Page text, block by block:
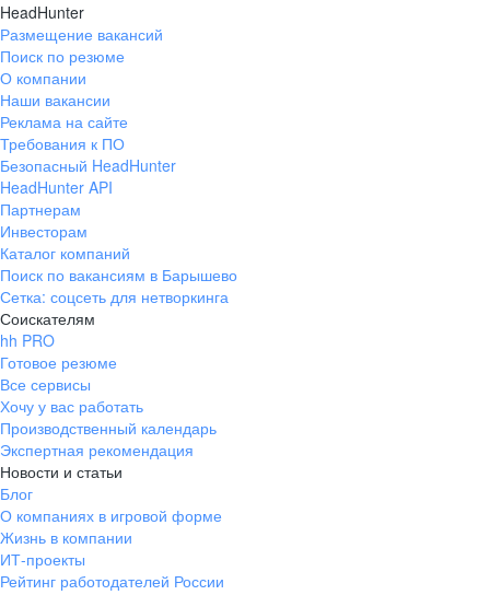
HeadHunter
Размещение вакансий
Поиск по резюме
О компании
Наши вакансии
Реклама на сайте
Требования к ПО
Безопасный HeadHunter
HeadHunter API
Партнерам
Инвесторам
Каталог компаний
Поиск по вакансиям в Барышево
Сетка: соцсеть для нетворкинга
Соискателям
hh PRO
Готовое резюме
Все сервисы
Хочу у вас работать
Производственный календарь
Экспертная рекомендация
Новости и статьи
Блог
О компаниях в игровой форме
Жизнь в компании
ИТ-проекты
Рейтинг работодателей России